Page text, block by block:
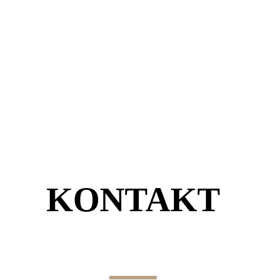
KONTAKT